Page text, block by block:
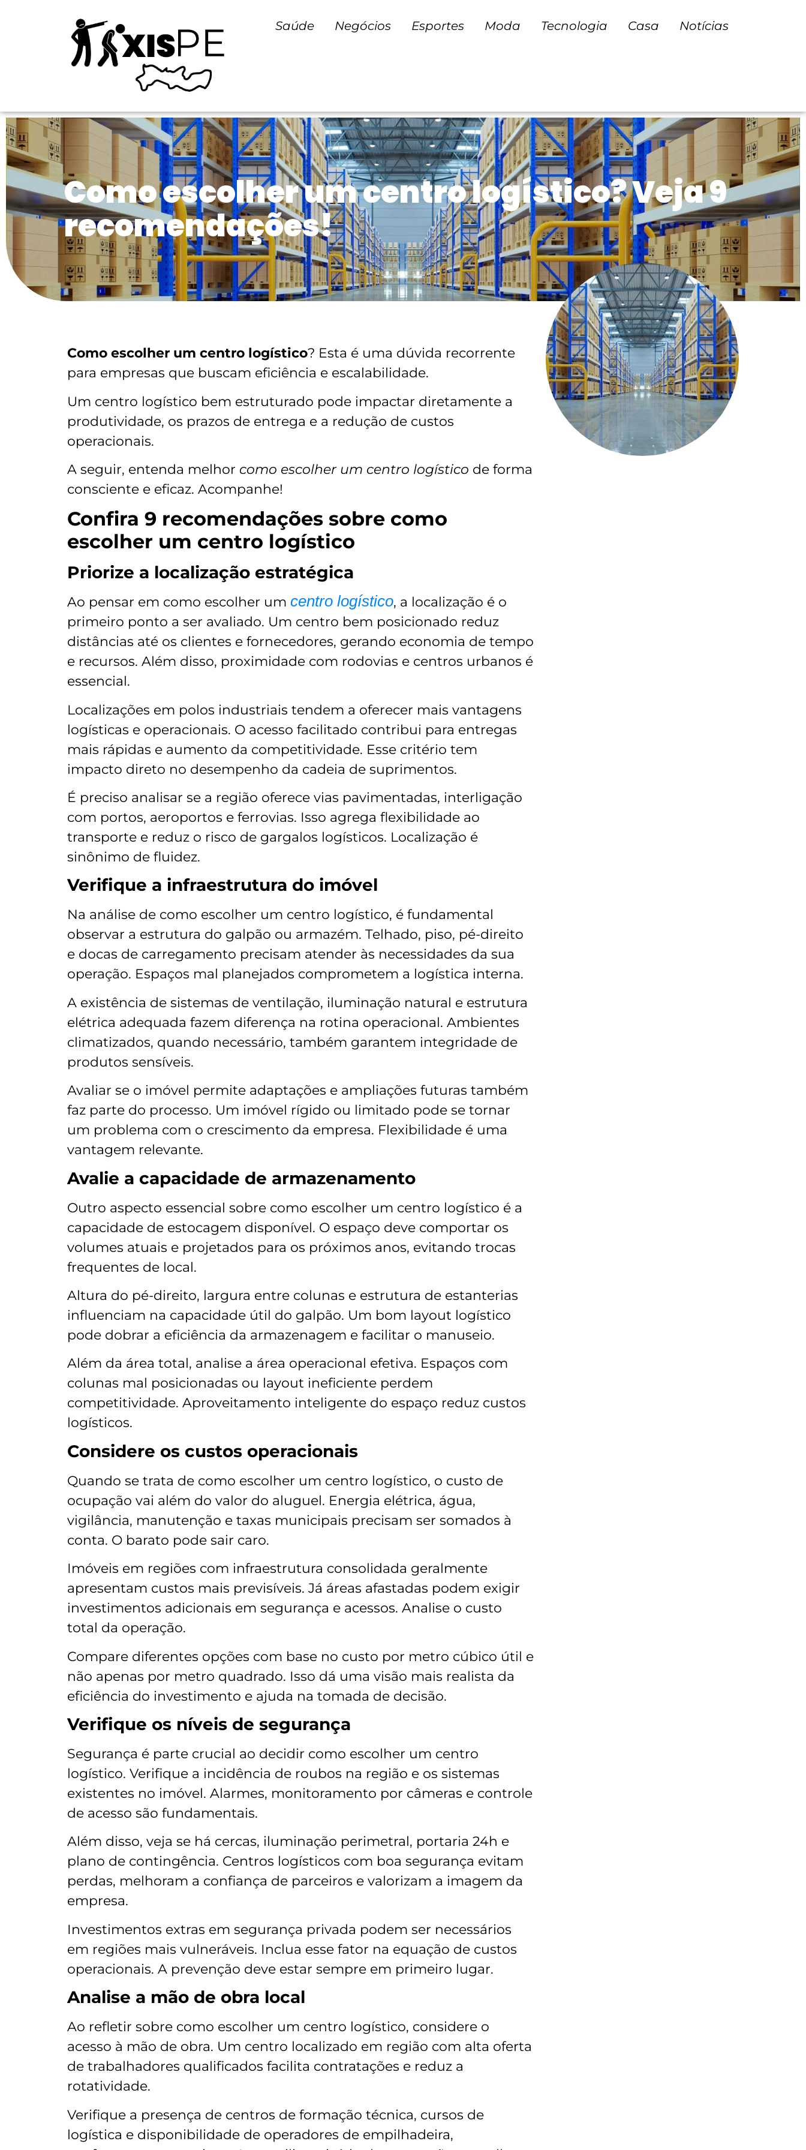
Saúde Negócios Esportes Moda Tecnologia Casa Notícias
Como escolher um centro logístico? Veja 9
recomendações!
Como escolher um centro logístico? Esta é uma dúvida recorrente
para empresas que buscam eficiência e escalabilidade.
Um centro logístico bem estruturado pode impactar diretamente a
produtividade, os prazos de entrega e a redução de custos
operacionais.
A seguir, entenda melhor como escolher um centro logístico de forma
consciente e eficaz. Acompanhe!
Confira 9 recomendações sobre como
escolher um centro logístico
Priorize a localização estratégica
Ao pensar em como escolher um centro logístico, a localização é o
primeiro ponto a ser avaliado. Um centro bem posicionado reduz
distâncias até os clientes e fornecedores, gerando economia de tempo
e recursos. Além disso, proximidade com rodovias e centros urbanos é
essencial.
Localizações em polos industriais tendem a oferecer mais vantagens
logísticas e operacionais. O acesso facilitado contribui para entregas
mais rápidas e aumento da competitividade. Esse critério tem
impacto direto no desempenho da cadeia de suprimentos.
É preciso analisar se a região oferece vias pavimentadas, interligação
com portos, aeroportos e ferrovias. Isso agrega flexibilidade ao
transporte e reduz o risco de gargalos logísticos. Localização é
sinônimo de fluidez.
Verifique a infraestrutura do imóvel
Na análise de como escolher um centro logístico, é fundamental
observar a estrutura do galpão ou armazém. Telhado, piso, pé-direito
e docas de carregamento precisam atender às necessidades da sua
operação. Espaços mal planejados comprometem a logística interna.
A existência de sistemas de ventilação, iluminação natural e estrutura
elétrica adequada fazem diferença na rotina operacional. Ambientes
climatizados, quando necessário, também garantem integridade de
produtos sensíveis.
Avaliar se o imóvel permite adaptações e ampliações futuras também
faz parte do processo. Um imóvel rígido ou limitado pode se tornar
um problema com o crescimento da empresa. Flexibilidade é uma
vantagem relevante.
Avalie a capacidade de armazenamento
Outro aspecto essencial sobre como escolher um centro logístico é a
capacidade de estocagem disponível. O espaço deve comportar os
volumes atuais e projetados para os próximos anos, evitando trocas
frequentes de local.
Altura do pé-direito, largura entre colunas e estrutura de estanterias
influenciam na capacidade útil do galpão. Um bom layout logístico
pode dobrar a eficiência da armazenagem e facilitar o manuseio.
Além da área total, analise a área operacional efetiva. Espaços com
colunas mal posicionadas ou layout ineficiente perdem
competitividade. Aproveitamento inteligente do espaço reduz custos
logísticos.
Considere os custos operacionais
Quando se trata de como escolher um centro logístico, o custo de
ocupação vai além do valor do aluguel. Energia elétrica, água,
vigilância, manutenção e taxas municipais precisam ser somados à
conta. O barato pode sair caro.
Imóveis em regiões com infraestrutura consolidada geralmente
apresentam custos mais previsíveis. Já áreas afastadas podem exigir
investimentos adicionais em segurança e acessos. Analise o custo
total da operação.
Compare diferentes opções com base no custo por metro cúbico útil e
não apenas por metro quadrado. Isso dá uma visão mais realista da
eficiência do investimento e ajuda na tomada de decisão.
Verifique os níveis de segurança
Segurança é parte crucial ao decidir como escolher um centro
logístico. Verifique a incidência de roubos na região e os sistemas
existentes no imóvel. Alarmes, monitoramento por câmeras e controle
de acesso são fundamentais.
Além disso, veja se há cercas, iluminação perimetral, portaria 24h e
plano de contingência. Centros logísticos com boa segurança evitam
perdas, melhoram a confiança de parceiros e valorizam a imagem da
empresa.
Investimentos extras em segurança privada podem ser necessários
em regiões mais vulneráveis. Inclua esse fator na equação de custos
operacionais. A prevenção deve estar sempre em primeiro lugar.
Analise a mão de obra local
Ao refletir sobre como escolher um centro logístico, considere o
acesso à mão de obra. Um centro localizado em região com alta oferta
de trabalhadores qualificados facilita contratações e reduz a
rotatividade.
Verifique a presença de centros de formação técnica, cursos de
logística e disponibilidade de operadores de empilhadeira,